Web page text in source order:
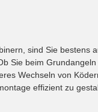
sind Sie
Sie beim
Wechseln von
effizient zu